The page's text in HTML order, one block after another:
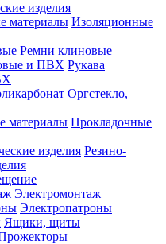
изделия
Изоляционные
Ремни клиновые
Рукава
Оргстекло,
Прокладочные
Резино-
Электромонтаж
Электропатроны
Ящики, щиты